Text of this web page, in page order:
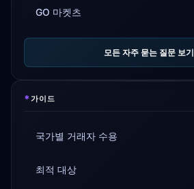
GO 마켓츠
모든 자주 묻는 질문 보기
*가이드
국가별 거래자 수용
최적 대상